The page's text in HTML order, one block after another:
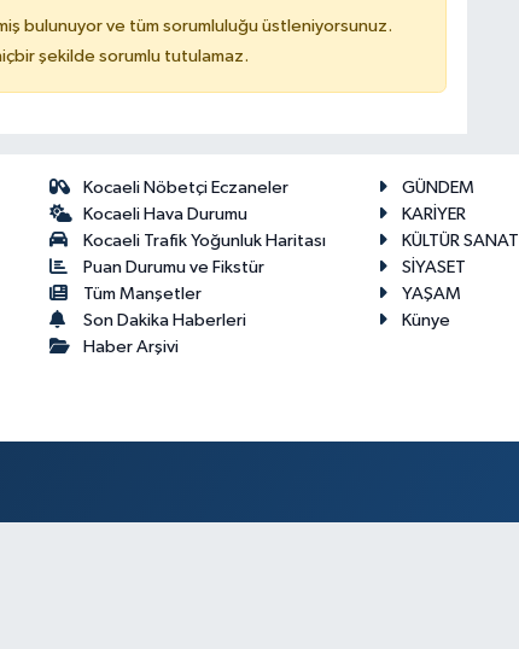
bulunuyor ve tüm sorumluluğu üstleniyorsunuz.
şekilde sorumlu tutulamaz.
Kocaeli Nöbetçi Eczaneler
Kocaeli Hava Durumu
Kocaeli Trafik Yoğunluk Haritası
Puan Durumu ve Fikstür
Tüm Manşetler
Son Dakika Haberleri
Haber Arşivi
GÜNDEM
KARİYER
KÜLTÜR SANAT
SİYASET
YAŞAM
Künye